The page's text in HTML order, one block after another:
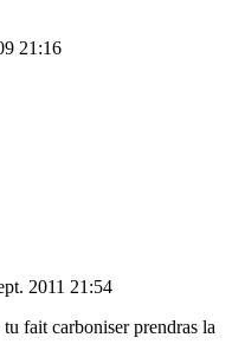
21:16
2011 21:54
fait carboniser prendras la